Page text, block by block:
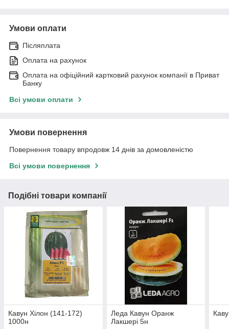
Умови оплати
Післяплата
Оплата на рахунок
Оплата на офіційний картковий рахунок компанії в Приват
Банку
Всі умови оплати
Умови повернення
Повернення товару впродовж 14 днів за домовленістю
Всі умови повернення
Подібні товари компанії
Кавун Хілон (141-172)
1000н
Леда Кавун Оранж
Лакшері 5н